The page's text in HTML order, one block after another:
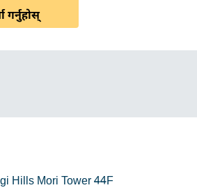
गर्नुहोस्
Hills Mori Tower 44F